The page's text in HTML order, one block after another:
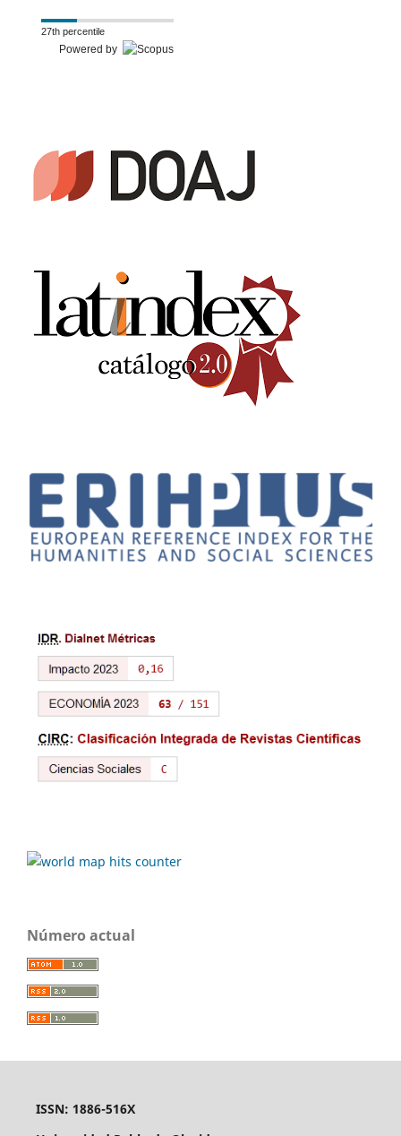
27th percentile
Powered by
Número actual
ISSN: 1886-516X